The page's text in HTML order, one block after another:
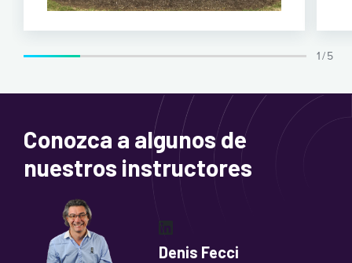
1 / 5
Conozca a algunos de
nuestros instructores
Denis Fecci
LinkedIn